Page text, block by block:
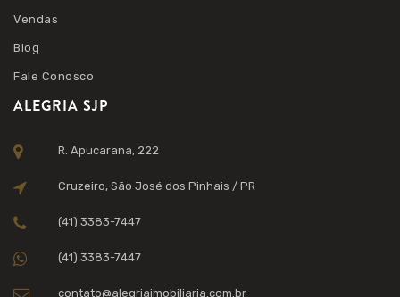
Vendas
Blog
Fale Conosco
ALEGRIA SJP
R. Apucarana, 222
Cruzeiro, São José dos Pinhais / PR
(41) 3383-7447
(41) 3383-7447
contato@alegriaimobiliaria.com.br